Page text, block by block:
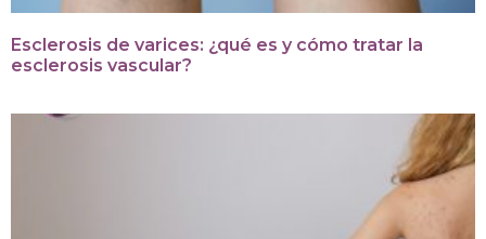
Esclerosis de varices: ¿qué es y cómo tratar la
esclerosis vascular?